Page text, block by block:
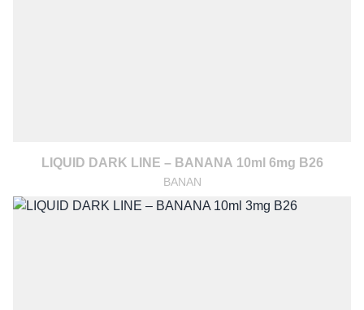
LIQUID DARK LINE – BANANA 10ml 6mg B26
BANAN